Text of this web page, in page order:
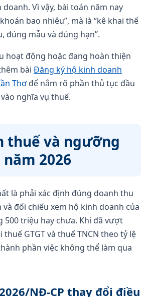
Vì vậy, bài toán năm nay
bao nhiêu”, mà là “kê khai thế
đúng mẫu và đúng hạn”.
hoạt động hoặc đang hoàn thiện
bài Đăng ký hộ kinh doanh
Thơđể nắm rõ phần thủ tục đầu
nghĩa vụ thuế.
thuế và ngưỡng
2026
là phải xác định đúng doanh thu
đối chiếu xem hộ kinh doanh của
triệu hay chưa. Khi đã vượt
GTGT và thuế TNCN theo tỷ lệ
phần việc không thể làm qua
NĐ-CP thay đổi điều